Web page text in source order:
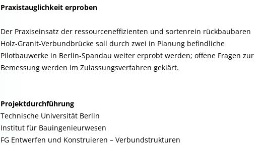
Praxistauglichkeit erproben
Der Praxiseinsatz der ressourceneffizienten und sortenrein rückbaubaren
Holz-Granit-Verbundbrücke soll durch zwei in Planung befindliche
Pilotbauwerke in Berlin-Spandau weiter erprobt werden; offene Fragen zur
Bemessung werden im Zulassungsverfahren geklärt.
Projektdurchführung
Technische Universität Berlin
Institut für Bauingenieurwesen
FG Entwerfen und Konstruieren – Verbundstrukturen